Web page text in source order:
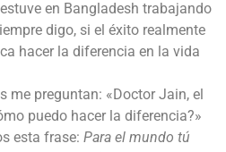
en Bangladesh trabajando
digo, si el éxito realmente
hacer la diferencia en la vida
me preguntan: «Doctor Jain, el
puedo hacer la diferencia?»
esta frase: Para el mundo tú